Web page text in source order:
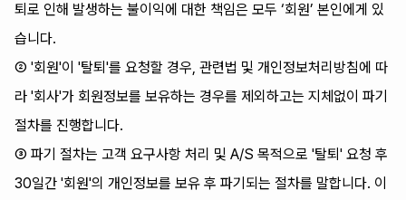
퇴로 인해 발생하는 불이익에 대한 책임은 모두 ‘회원’ 본인에게 있
습니다.
② '회원'이 '탈퇴'를 요청할 경우, 관련법 및 개인정보처리방침에 따
라 '회사'가 회원정보를 보유하는 경우를 제외하고는 지체없이 파기
절차를 진행합니다.
③ 파기 절차는 고객 요구사항 처리 및 A/S 목적으로 '탈퇴' 요청 후
30일간 '회원'의 개인정보를 보유 후 파기되는 절차를 말합니다. 이